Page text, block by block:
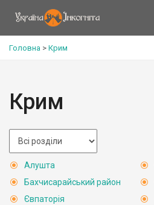
Головна > Крим
Крим
Алушта
Бахчисарайський район
Євпаторія